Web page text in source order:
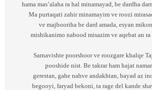
hama mas’alaha ra hal minamayad, be dardha
Ma purtaqati zahir minamayim ve roozi
ve majbooriha be dard amada, esyan
mishikanimo nabood misazim ve aqebat an ra
“Sarnavishte poorshoor ve roozgare khalqe
pooshide nist. Be takrar ham hajat
gerestan, gahe nahve andakhtan, bayad az
begooyi, faryad bekoni, ta rage del kande